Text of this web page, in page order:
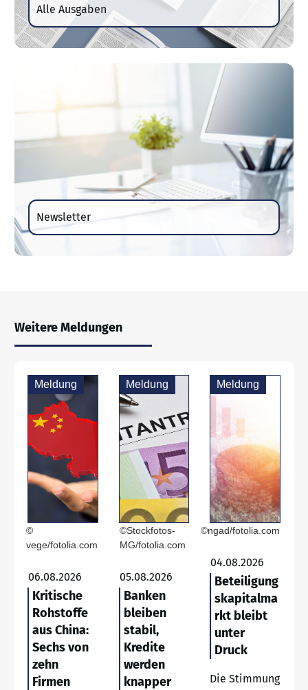
Alle Ausgaben
Newsletter
Weitere Meldungen
Meldung
©
vege/fotolia.com
06.08.2026
Kritische
Rohstoffe
aus China:
Sechs von
zehn
Firmen
Meldung
©Stockfotos-
MG/fotolia.com
05.08.2026
Banken
bleiben
stabil,
Kredite
werden
knapper
Meldung
©ngad/fotolia.com
04.08.2026
Beteiligung
skapitalma
rkt bleibt
unter
Druck
Die Stimmung